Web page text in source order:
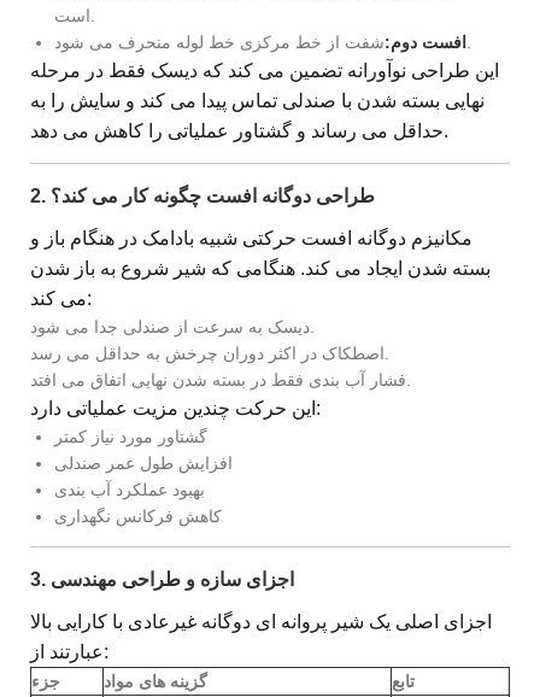
افست دوم:
این طراحی نوآورانه تضمین می کند که دیسک فقط در مرحله
نهایی بسته شدن با صندلی تماس پیدا می کند و سایش را به
حداقل می رساند و گشتاور عملیاتی را کاهش می دهد.
2. طراحی دوگانه افست چگونه کار می کند؟
مکانیزم دوگانه افست حرکتی شبیه بادامک در هنگام باز و
بسته شدن ایجاد می کند. هنگامی که شیر شروع به باز شدن
می کند:
این حرکت چندین مزیت عملیاتی دارد:
گشتاور مورد نیاز کمتر
افزایش طول عمر صندلی
بهبود عملکرد آب بندی
کاهش فرکانس نگهداری
3. اجزای سازه و طراحی مهندسی
اجزای اصلی یک شیر پروانه ای دوگانه غیرعادی با کارایی بالا
عبارتند از:
جزء گزینه های مواد
تابع